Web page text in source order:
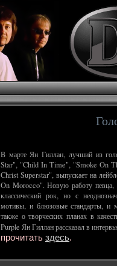
В марте Ян Гиллан, лучший из
Star", "Child In Time", "Smoke On
Christ Superstar", выпускает на
On Morocco". Новую работу певца,
классический рок, но с
мотивы, и блюзовые стандарты, и
также о творческих планах в
Purple Ян Гиллан рассказал в
прочитать здесь.